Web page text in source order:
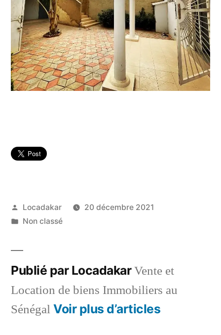
Publié
par
Locadakar
20 décembre 2021
Publié
Non classé
Publié par LocadakarVente et
Location de biens Immobiliers au
Sénégal Voir plus d’articles